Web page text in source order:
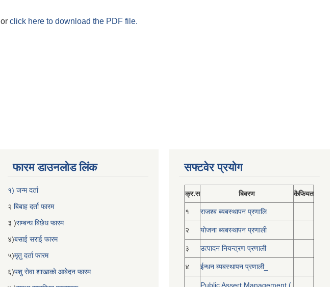
or click here to download the PDF file.
फारम डाउनलोड लिंक
१) जन्म दर्ता
२ बिबाह दर्ता फारम
३ )सम्बन्ध बिछेध फारम
४)बसाई सराई फारम
५)मृतु दर्ता फारम
६)पशु सेवा शाखाको आबेदन फारम
सफ्टवेर प्रयोग
क्र.स बिबरण कैफियत
१ राजश्ब ब्यबस्थापन प्रणालि
२ योजना ब्यबस्थापन प्रणाली
३ उत्पादन नियन्त्रण प्रणाली
४ ईन्धन ब्यबस्थापन प्रणाली_
Public Assert Management (